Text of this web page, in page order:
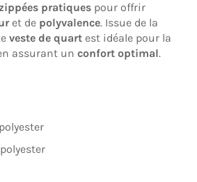
pratiques pour offrir
et de polyvalence. Issue de la
veste de quart est idéale pour la
assurant un confort optimal.